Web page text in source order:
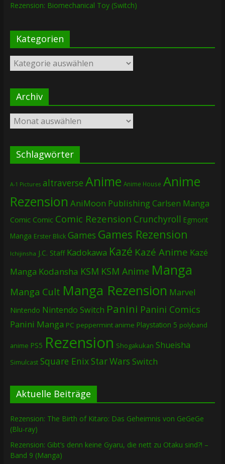
Rezension: Biomechanical Toy (Switch)
Kategorien
Kategorien
Archiv
Archiv
Schlagwörter
A-1 Pictures altraverse Anime Anime House Anime
Rezension AniMoon PublishingCarlsen Manga
Comic Comic Comic Rezension Crunchyroll Egmont
Manga Erster Blick Games Games Rezension
Ichijinsha J.C. Staff Kadokawa Kazé Kazé Anime Kazé
Manga Kodansha KSM KSM Anime Manga
Manga Cult Manga Rezension Marvel
Nintendo Nintendo Switch Panini Panini Comics
Panini Manga PC peppermint anime Playstation 5 polyband
anime PS5 Rezension Shogakukan Shueisha
Simulcast Square EnixStar Wars Switch
Aktuelle Beiträge
Rezension: The Birth of Kitaro: Das Geheimnis von GeGeGe
(Blu-ray)
Rezension: Gibt’s denn keine Gyaru, die nett zu Otaku sind?! –
Band 9 (Manga)